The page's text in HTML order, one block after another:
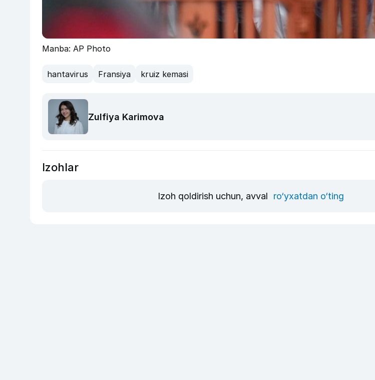
Manba: AP Photo
hantavirus Fransiya kruiz kemasi
Zulfiya Karimova
Izohlar
Izoh qoldirish uchun, avval ro‘yxatdan o‘ting